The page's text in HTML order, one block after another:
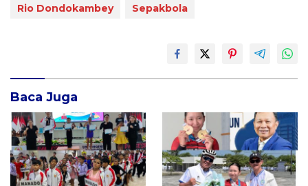
Rio Dondokambey Sepakbola
Baca Juga